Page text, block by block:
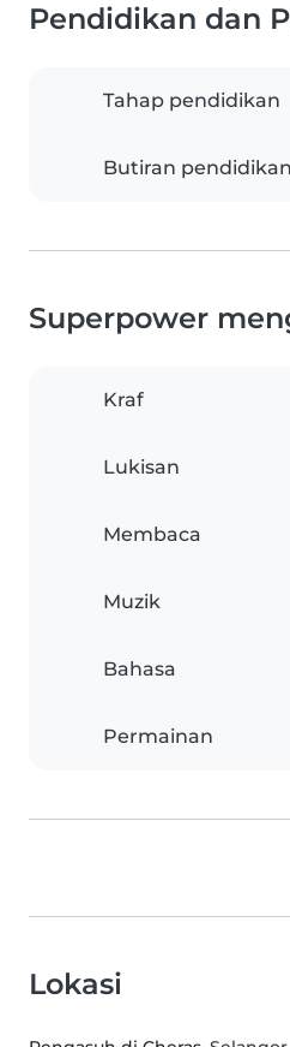
Pendidikan dan
Tahap pendidikan
Butiran pendidikan
Superpower
Kraf
Lukisan
Membaca
Muzik
Bahasa
Permainan
Lokasi